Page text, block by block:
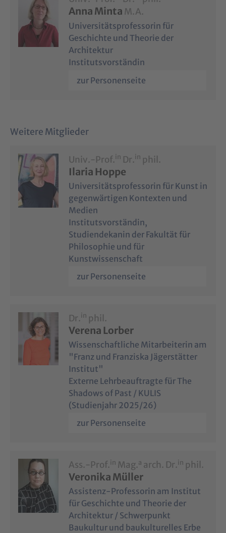
Anna Minta M.A.
Universitätsprofessorin für
Geschichte und Theorie der
Architektur
Institutsvorständin
zur Personenseite
Weitere Mitglieder
Univ.-Prof.in Dr.in phil.
Ilaria Hoppe
Universitätsprofessorin für Kunst in
gegenwärtigen Kontexten und
Medien
Institutsvorständin,
Studiendekanin der Fakultät für
Philosophie und für
Kunstwissenschaft
zur Personenseite
Dr.in phil.
Verena Lorber
Wissenschaftliche Mitarbeiterin am
"Franz und Franziska Jägerstätter
Institut"
Externe Lehrbeauftragte für The
Shadows of Past / KULIS
(Studienjahr 2025/26)
zur Personenseite
Ass.-Prof.in Mag.a arch. Dr.in phil.
Veronika Müller
Assistenz-Professorin am Institut
für Geschichte und Theorie der
Architektur / Schwerpunkt
Baukultur und baukulturelles Erbe